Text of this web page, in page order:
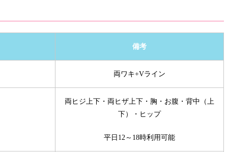
備考
両ワキ+Vライン
両ヒジ上下・両ヒザ上下・胸・お腹・背中（上
下）・ヒップ
平日12～18時利用可能